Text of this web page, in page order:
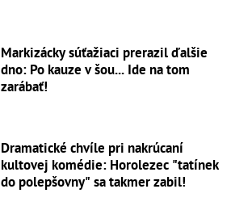
Markizácky súťažiaci prerazil ďalšie
dno: Po kauze v šou... Ide na tom
zarábať!
Dramatické chvíle pri nakrúcaní
kultovej komédie: Horolezec "tatínek
do polepšovny" sa takmer zabil!